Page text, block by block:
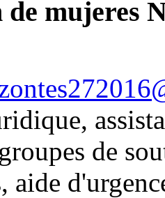
mujeres
de
aide